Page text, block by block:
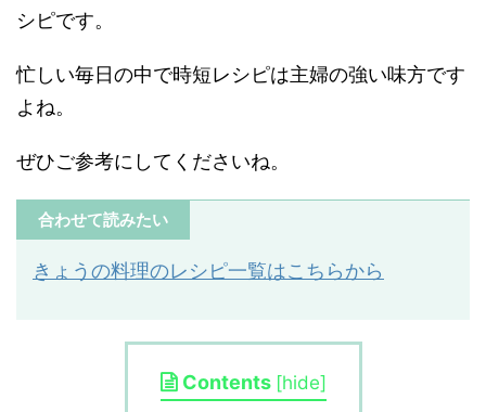
シピです。
忙しい毎日の中で時短レシピは主婦の強い味方です
よね。
ぜひご参考にしてくださいね。
合わせて読みたい
きょうの料理のレシピ一覧はこちらから
Contents [hide]